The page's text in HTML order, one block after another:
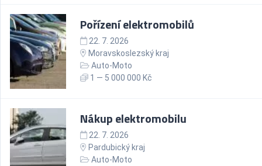
Pořízení elektromobilů
22. 7. 2026
Moravskoslezský kraj
Auto-Moto
1 — 5 000 000 Kč
Nákup elektromobilu
22. 7. 2026
Pardubický kraj
Auto-Moto